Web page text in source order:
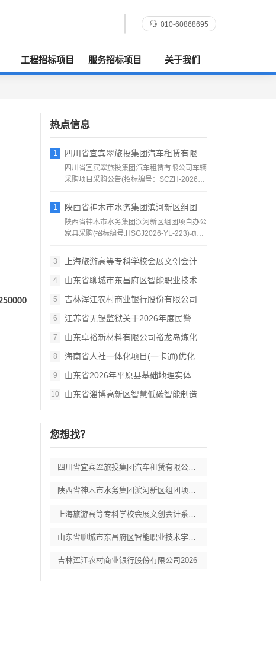
010-60868695
工程招标项目 服务招标项目 关于我们
热点信息
1 四川省宜宾翠旅投集团汽车租赁有限公司车辆
四川省宜宾翠旅投集团汽车租赁有限公司车辆
采购项目采购公告(招标编号：SCZH-2026-
1 陕西省神木市水务集团滨河新区组团项自办公
陕西省神木市水务集团滨河新区组团项自办公
家具采购(招标编号:HSGJ2026-YL-223)项目
3
上海旅游高等专科学校会展文创会计系列实验
4 山东省聊城市东昌府区智能职业技术学校教辅
5 吉林浑江农村商业银行股份有限公司2026
6 江苏省无锡监狱关于2026年度民警职工体
7 山东卓裕新材料有限公司裕龙岛炼化一体化项
8 海南省人社一体化项目(一卡通)优化及运维
9 山东省2026年平原县基础地理实体数据省
10 山东省淄博高新区智慧低碳智能制造产业园项
您想找？
四川省宜宾翠旅投集团汽车租赁有限公司车辆
陕西省神木市水务集团滨河新区组团项自办公
山东省聊城市东昌府区智能职业技术学校教辅
吉林浑江农村商业银行股份有限公司2026